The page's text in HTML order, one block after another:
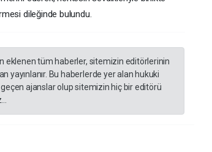
dileğinde bulundu.
eklenen tüm haberler, sitemizin editörlerinin
yayınlanır. Bu haberlerde yer alan hukuki
ajanslar olup sitemizin hiç bir editörü